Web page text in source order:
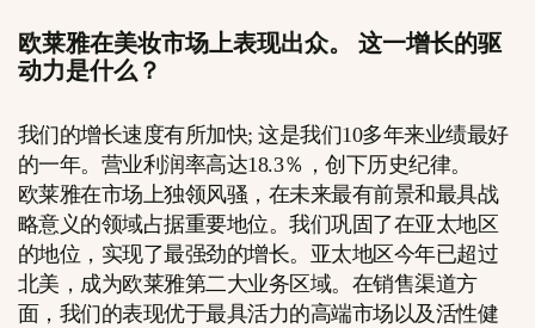
欧莱雅在美妆市场上表现出众。 这一增长的驱
动力是什么？
我们的增长速度有所加快; 这是我们10多年来业绩最好
的一年。营业利润率高达18.3％，创下历史纪律。
欧莱雅在市场上独领风骚，在未来最有前景和最具战
略意义的领域占据重要地位。我们巩固了在亚太地区
的地位，实现了最强劲的增长。亚太地区今年已超过
北美，成为欧莱雅第二大业务区域。在销售渠道方
面，我们的表现优于最具活力的高端市场以及活性健